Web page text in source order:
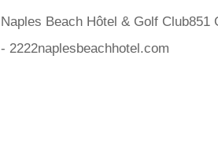
Naples Beach Hôtel & Golf Club851
- 2222naplesbeachhotel.com